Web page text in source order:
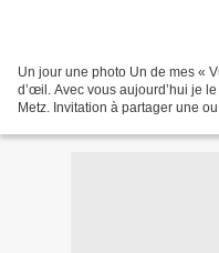
Un jour une photo Un de mes «
d’œil. Avec vous aujourd’hui je
Metz. Invitation à partager une